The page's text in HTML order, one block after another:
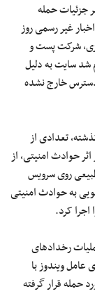
جزئیاتحمله
غیر رسمیروز
شرکت پست و
شد سایت به دلیل
خارج نشده
تعدادی از
اثرحوادث امنیتی، از
رویسرویس
به حوادث امنیتی
کرد.
رخدادهای
عامل ویندوز با
حملهقرارگرفته